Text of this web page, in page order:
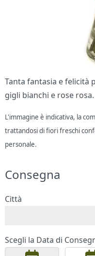
Tanta fantasia e felicità
gigli bianchi e rose rosa.
L'immagine è indicativa, la
trattandosi di fiori freschi
personale.
Consegna
Città
Scegli la Data di